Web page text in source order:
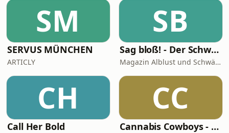
SM
SERVUS MÜNCHEN
ARTICLY
SB
Sag bloß! - Der Schwäbische Alb Podcast
Magazin Alblust und Schwäbische Alb Tourismus
CH
Call Her Bold
CC
Cannabis Cowboys - Die JuicyFields-Saga